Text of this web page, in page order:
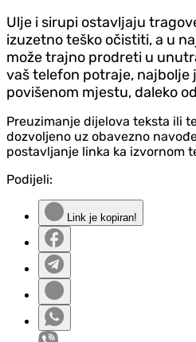
Ulje i sirupi ostavljaju
izuzetno teško očistiti, a u
može trajno prodreti u
vaš telefon potraje, najbolje
povišenom mjestu, daleko
Preuzimanje dijelova teksta ili
dozvoljeno uz obavezno
postavljanje linka ka izvornom
Podijeli:
Link je kopiran!